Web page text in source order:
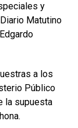
y
Matutino
a los
Público
la supuesta